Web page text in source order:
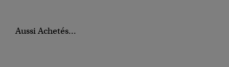
Aussi Achetés...